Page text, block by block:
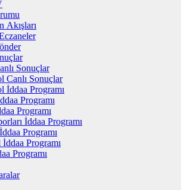
Akışları
Sonuçlar
Canlı Sonuçlar
İddaa Programı
Programı
Programı
İddaa Programı
Programı
Programı
Programı